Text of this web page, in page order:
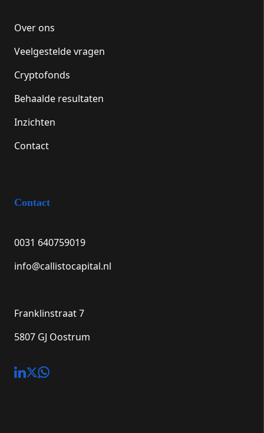
Over ons
Veelgestelde vragen
Cryptofonds
Behaalde resultaten
Inzichten
Contact
Contact
0031 640759019
info@callistocapital.nl
Franklinstraat 7
5807 GJ Oostrum